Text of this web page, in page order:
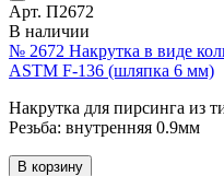
Арт. П2672
В наличии
№ 2672 Накрутка в виде
ASTM F-136 (шляпка 6 мм)
Накрутка для пирсинга из
Резьба: внутренняя 0.9мм
В корзину